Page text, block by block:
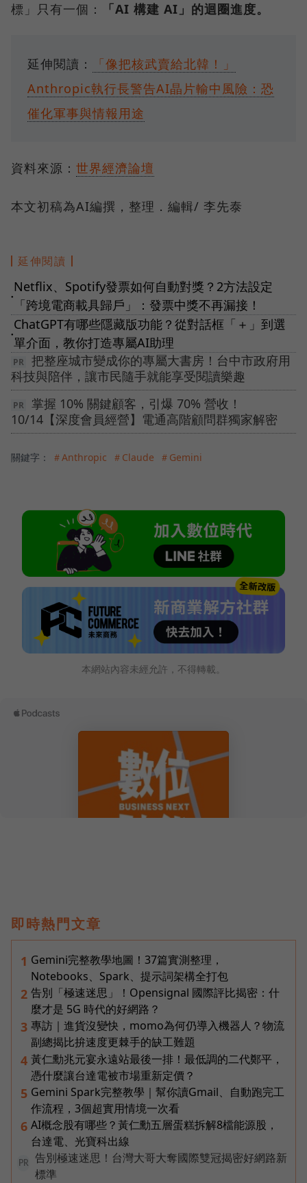
標」只有一個：
「AI 構建 AI」的迴圈進度。
延伸閱讀：
「像把核武賣給北韓！」
Anthropic執行長警告AI晶片輸中風險：恐
催化軍事與情報用途
資料來源： 世界經濟論壇
本文初稿為AI編撰，整理．編輯/ 李先泰
延伸閱讀
●
Netflix、Spotify發票如何自動對獎？2方法設定
「跨境電商載具歸戶」：發票中獎不再漏接！
●
ChatGPT有哪些隱藏版功能？從對話框「＋」到選
單介面，教你打造專屬AI助理
把整座城市變成你的專屬大書房！台中市政府用
科技與陪伴，讓市民隨手就能享受閱讀樂趣
掌握 10% 關鍵顧客，引爆 70% 營收！
10/14【深度會員經營】電通高階顧問群獨家解密
關鍵字： ＃Anthropic ＃Claude ＃Gemini
本網站內容未經允許，不得轉載。
即時熱門文章
1 Gemini完整教學地圖！37篇實測整理，
Notebooks、Spark、提示詞架構全打包
2 告別「極速迷思」！Opensignal 國際評比揭密：什
麼才是 5G 時代的好網路？
3 專訪｜進貨沒變快，momo為何仍導入機器人？物流
副總揭比拚速度更棘手的缺工難題
4 黃仁勳兆元宴永遠站最後一排！最低調的二代鄭平，
憑什麼讓台達電被市場重新定價？
5 Gemini Spark完整教學｜幫你讀Gmail、自動跑完工
作流程，3個超實用情境一次看
6 AI概念股有哪些？黃仁勳五層蛋糕拆解8檔能源股，
台達電、光寶科出線
PR
告別極速迷思！台灣大哥大奪國際雙冠揭密好網路新
標準